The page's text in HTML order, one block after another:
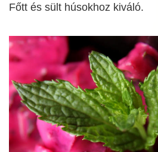
Főtt és sült húsokhoz kiváló.